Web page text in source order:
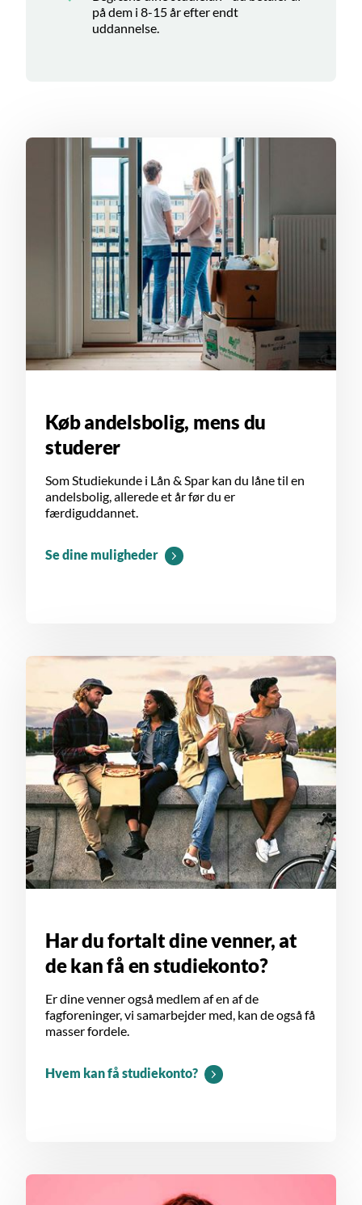
på dem i 8-15 år efter endt
uddannelse.
Køb andelsbolig, mens du
studerer
Som Studiekunde i Lån & Spar kan du låne til en
andelsbolig, allerede et år før du er
færdiguddannet.
Se dine muligheder
Har du fortalt dine venner, at
de kan få en studiekonto?
Er dine venner også medlem af en af de
fagforeninger, vi samarbejder med, kan de også få
masser fordele.
Hvem kan få studiekonto?